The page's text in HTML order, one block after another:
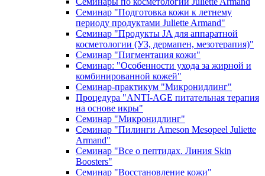
Семинар "Подготовка кожи к летнему
периоду продуктами Juliette Armand"
Семинар "Продукты JA для аппаратной
косметологии (УЗ, дермапен, мезотерапия)"
Семинар "Пигментация кожи"
Семинар: "Особенности ухода за жирной и
комбинированной кожей"
Семинар-практикум "Микронидлинг"
Процедура "ANTI-AGE питательная терапия
на основе икры"
Семинар "Микронидлинг"
Семинар "Пилинги Ameson Mesopeel Juliette
Armand"
Семинар "Все о пептидах. Линия Skin
Boosters"
Семинар "Восстановление кожи"